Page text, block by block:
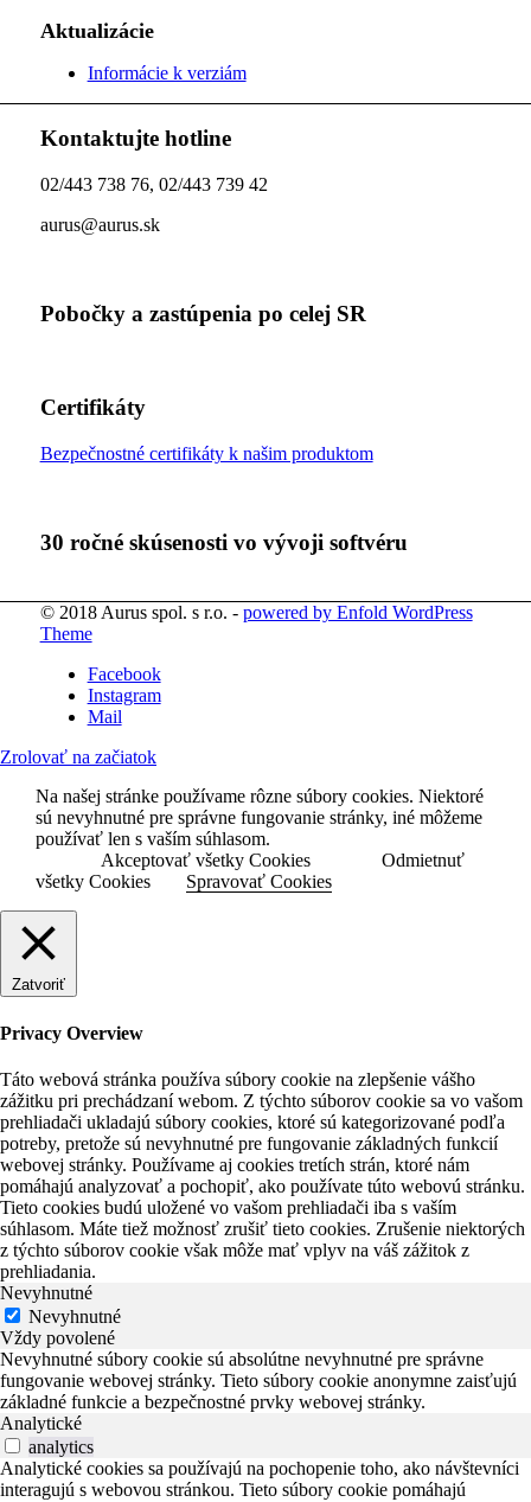
Aktualizácie
Informácie k verziám
Kontaktujte hotline
02/443 738 76, 02/443 739 42
aurus@aurus.sk
Pobočky a zastúpenia po celej SR
Certifikáty
Bezpečnostné certifikáty k našim produktom
30 ročné skúsenosti vo vývoji softvéru
© 2018 Aurus spol. s r.o. - powered by Enfold WordPress
Theme
Facebook
Instagram
Mail
Zrolovať na začiatok
Na našej stránke používame rôzne súbory cookies. Niektoré
sú nevyhnutné pre správne fungovanie stránky, iné môžeme
používať len s vaším súhlasom.
Akceptovať všetky Cookies
Odmietnuť
všetky Cookies
Spravovať Cookies
Zatvoriť
Privacy Overview
Táto webová stránka používa súbory cookie na zlepšenie vášho
zážitku pri prechádzaní webom. Z týchto súborov cookie sa vo vašom
prehliadači ukladajú súbory cookies, ktoré sú kategorizované podľa
potreby, pretože sú nevyhnutné pre fungovanie základných funkcií
webovej stránky. Používame aj cookies tretích strán, ktoré nám
pomáhajú analyzovať a pochopiť, ako používate túto webovú stránku.
Tieto cookies budú uložené vo vašom prehliadači iba s vaším
súhlasom. Máte tiež možnosť zrušiť tieto cookies. Zrušenie niektorých
z týchto súborov cookie však môže mať vplyv na váš zážitok z
prehliadania.
Nevyhnutné
Nevyhnutné
Vždy povolené
Nevyhnutné súbory cookie sú absolútne nevyhnutné pre správne
fungovanie webovej stránky. Tieto súbory cookie anonymne zaisťujú
základné funkcie a bezpečnostné prvky webovej stránky.
Analytické
analytics
Analytické cookies sa používajú na pochopenie toho, ako návštevníci
interagujú s webovou stránkou. Tieto súbory cookie pomáhajú